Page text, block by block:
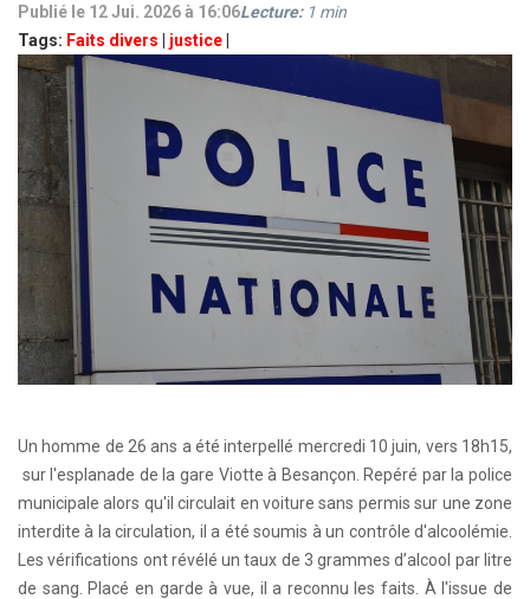
Publié le 12 Jui. 2026 à 16:06
Tags: Faits divers justice
Lecture: 1 min
Un homme de 26 ans a été interpellé mercredi 10 juin, vers 18h15,
sur l'esplanade de la gare Viotte à Besançon. Repéré par la police
municipale alors qu'il circulait en voiture sans permis sur une zone
interdite à la circulation, il a été soumis à un contrôle d'alcoolémie.
Les vérifications ont révélé un taux de 3 grammes d’alcool par litre
de sang. Placé en garde à vue, il a reconnu les faits. À l'issue de